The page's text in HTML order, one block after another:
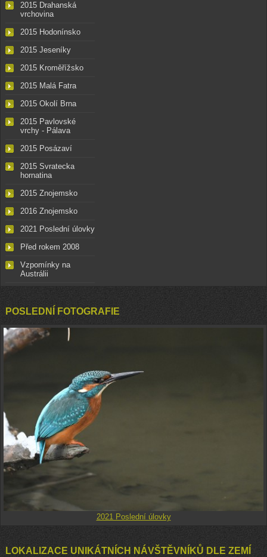
2015 Drahanská
vrchovina
2015 Hodonínsko
2015 Jeseníky
2015 Kroměřížsko
2015 Malá Fatra
2015 Okolí Brna
2015 Pavlovské
vrchy - Pálava
2015 Posázaví
2015 Svratecka
hornatina
2015 Znojemsko
2016 Znojemsko
2021 Poslední úlovky
Před rokem 2008
Vzpomínky na
Austrálii
POSLEDNÍ FOTOGRAFIE
2021 Poslední úlovky
LOKALIZACE UNIKÁTNÍCH NÁVŠTĚVNÍKŮ DLE ZEMÍ